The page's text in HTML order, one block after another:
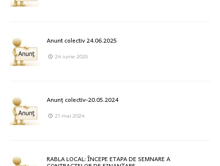
Anunt colectiv 24.06.2025
24 iunie 2025
Anunț colectiv-20.05.2024
21 mai 2024
RABLA LOCAL: ÎNCEPE ETAPA DE SEMNARE A